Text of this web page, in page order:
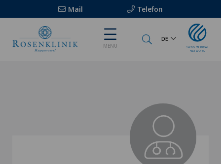
Mail Telefon
MENU
DE